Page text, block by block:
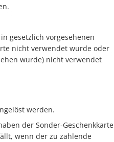
gesetzlich vorgesehenen
nicht verwendet wurde oder
wurde) nicht verwendet
werden.
der Sonder-Geschenkkarte
wenn der zu zahlende